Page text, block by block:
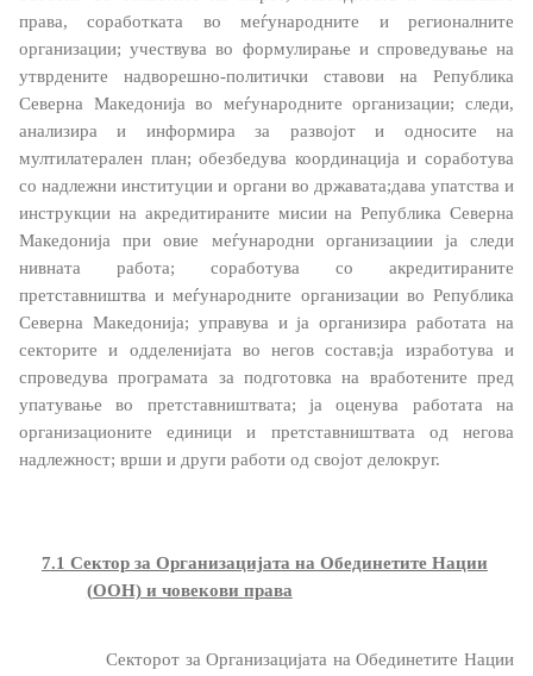
НАТО Членство
Економска дипломатија
Регионални иницијативи
Мултилатерални односи
Прашањето за името
Посети ја Северна Македонија
Европски систем за влез и излез и патни одобренија
Конзуларни услуги
Странски државјани
права, соработката во меѓународните и регионалните
организации; учествува во формулирање и спроведување на
утврдените надворешно-политички ставови на Република
Северна Македонија во меѓународните организации; следи,
анализира и информира за развојот и односите на
мултилатерален план; обезбедува координација и соработува
со надлежни институции и органи во државата;дава упатства и
инструкции на акредитираните мисии на Република Северна
Македонија при овие меѓународни организациии ја следи
нивната работа; соработува со акредитираните
претставништва и меѓународните организации во Република
Северна Македонија; управува и ја организира работата на
секторите и одделенијата во негов состав;ја изработува и
спроведува програмата за подготовка на вработените пред
упатување во претставништвата; ја оценува работата на
организационите единици и претставништвата од негова
надлежност; врши и други работи од својот делокруг.
7.1 Сектор за Организацијата на Обединетите Нации
(ООН) и човекови права
Секторот за Организацијата на Обединетите Нации